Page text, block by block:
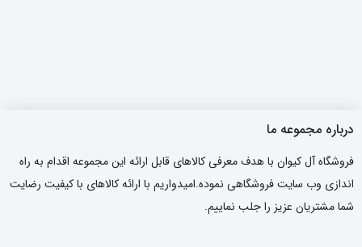
درباره مجموعه ما
فروشگاه آل کیوان با هدف معرفی کالاهای قابل ارائه این مجموعه اقدام به راه
اندازی وب سایت فروشگاهی نموده.امیدواریم با ارائه کالاهای با کیفیت رضایت
شما مشتریان عزیز را جلب نماییم.